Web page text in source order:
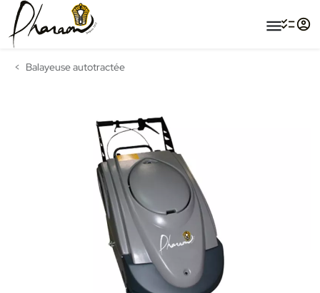
menu
Balayeuse autotractée